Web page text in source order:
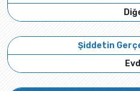
Şiddetin